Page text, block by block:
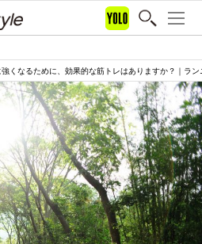
くなるために、効果的な筋トレはありますか？｜ラ